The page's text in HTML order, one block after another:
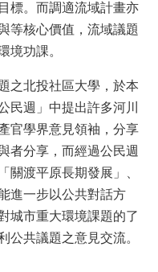
標。而調適流域計畫亦
等核心價值，流域議題
境功課。
之北投社區大學，於本
民週」中提出許多河川
官學界意見領袖，分享
者分享，而經過公民週
關渡平原長期發展」、
進一步以公共對話方
城市重大環境課題的了
公共議題之意見交流。